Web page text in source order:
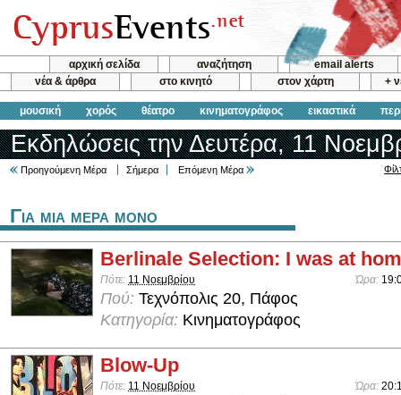
αρχική σελίδα αναζήτηση
email alerts
νέα & άρθρα
στο κινητό στον χάρτη +
μουσική χορός θέατρο κινηματογράφος εικαστικά
Εκδηλώσεις την Δευτέρα, 11
Προηγούμενη Μέρα Σήμερα Επόμενη Μέρα
Για μια μερα μονο
Berlinale Selection: I was at
Πότε: 11 Νοεμβρίου Ώρα:
Πού: Τεχνόπολις 20, Πάφος
Κατηγορία: Κινηματογράφος
Blow-Up
Πότε: 11 Νοεμβρίου Ώρα: